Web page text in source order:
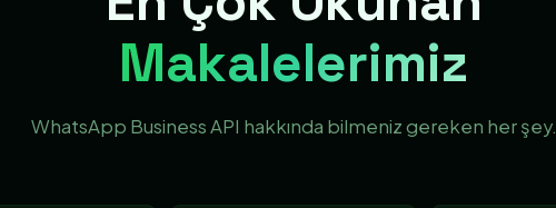
Makalelerimiz
WhatsApp Business API hakkında bilmeniz gereken her şey.